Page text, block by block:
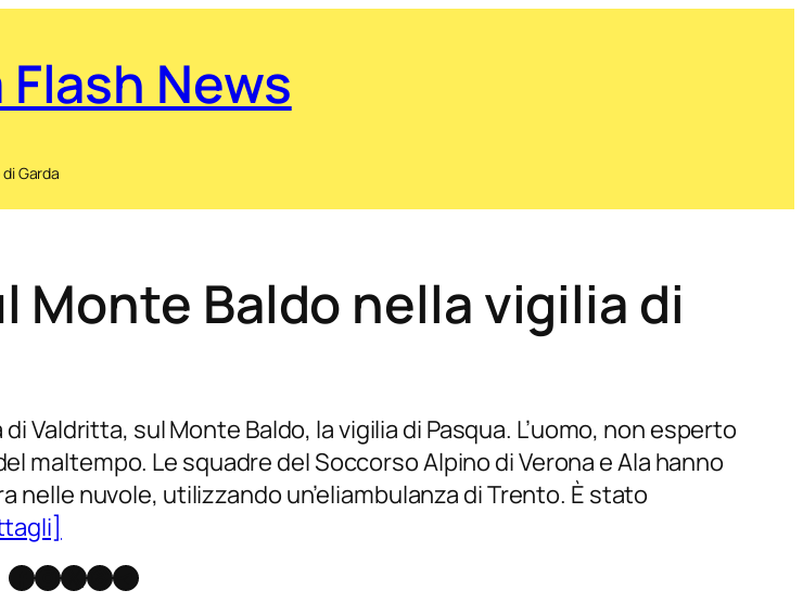
News
Garda
Monte Baldo nella vigilia di
sul Monte Baldo, la vigilia di Pasqua. L’uomo, non esperto
maltempo. Le squadre del Soccorso Alpino di Verona e Ala hanno
nelle nuvole, utilizzando un’eliambulanza di Trento. È stato
Facebook
Instagram
X Threads
Telegram